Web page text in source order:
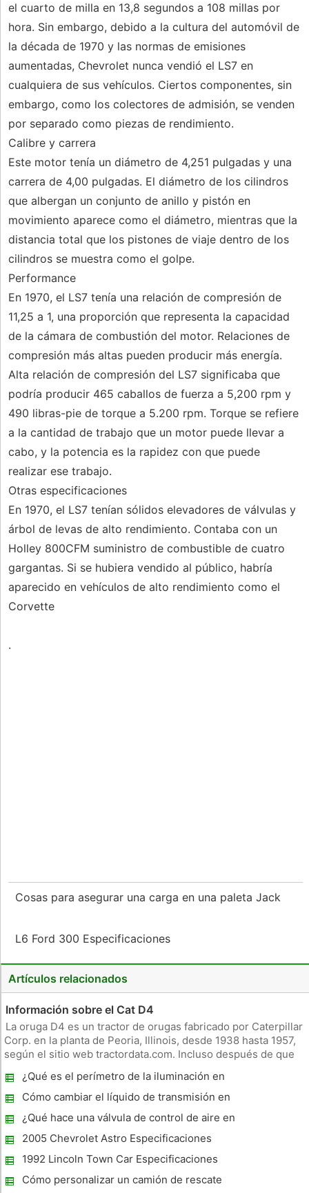
el cuarto de milla en 13,8 segundos a 108 millas por
hora. Sin embargo, debido a la cultura del automóvil de
la década de 1970 y las normas de emisiones
aumentadas, Chevrolet nunca vendió el LS7 en
cualquiera de sus vehículos. Ciertos componentes, sin
embargo, como los colectores de admisión, se venden
por separado como piezas de rendimiento.
Calibre y carrera
Este motor tenía un diámetro de 4,251 pulgadas y una
carrera de 4,00 pulgadas. El diámetro de los cilindros
que albergan un conjunto de anillo y pistón en
movimiento aparece como el diámetro, mientras que la
distancia total que los pistones de viaje dentro de los
cilindros se muestra como el golpe.
Performance
En 1970, el LS7 tenía una relación de compresión de
11,25 a 1, una proporción que representa la capacidad
de la cámara de combustión del motor. Relaciones de
compresión más altas pueden producir más energía.
Alta relación de compresión del LS7 significaba que
podría producir 465 caballos de fuerza a 5,200 rpm y
490 libras-pie de torque a 5.200 rpm. Torque se refiere
a la cantidad de trabajo que un motor puede llevar a
cabo, y la potencia es la rapidez con que puede
realizar ese trabajo.
Otras especificaciones
En 1970, el LS7 tenían sólidos elevadores de válvulas y
árbol de levas de alto rendimiento. Contaba con un
Holley 800CFM suministro de combustible de cuatro
gargantas. Si se hubiera vendido al público, habría
aparecido en vehículos de alto rendimiento como el
Corvette
.
Cosas para asegurar una carga en una paleta Jack
L6 Ford 300 Especificaciones
Artículos relacionados
Información sobre el Cat D4
La oruga D4 es un tractor de orugas fabricado por Caterpillar
Corp. en la planta de Peoria, Illinois, desde 1938 hasta 1957,
según el sitio web tractordata.com. Incluso después de que
todavía estaban chugging lejos en las granjas y en los pro
¿Qué es el perímetro de la iluminación en
un coche?
Cómo cambiar el líquido de transmisión en
un Polaris Trail Blazer 250
¿Qué hace una válvula de control de aire en
marcha mínima qué hacer en un sistema de
combustible
2005 Chevrolet Astro Especificaciones
1992 Lincoln Town Car Especificaciones
Cómo personalizar un camión de rescate